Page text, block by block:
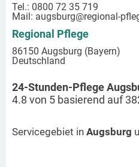
Tel.: 0800 72 35 719
Mail: augsburg@regional-
Regional Pflege
86150 Augsburg (Bayern)
Deutschland
24-Stunden-Pflege
4.8 von 5 basierend auf
Servicegebiet in Augsburg